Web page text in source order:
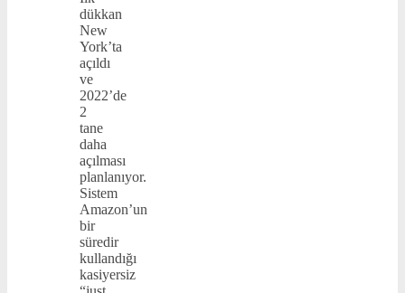
dükkan
New
York’ta
açıldı
ve
2022’de
2
tane
daha
açılması
planlanıyor.
Sistem
Amazon’un
bir
süredir
kullandığı
kasiyersiz